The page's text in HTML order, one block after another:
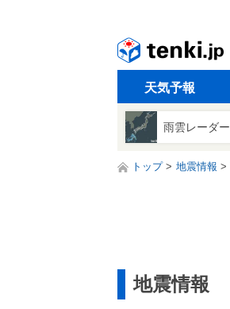
天気予報
雨雲レーダー
トップ 地震情報
地震情報